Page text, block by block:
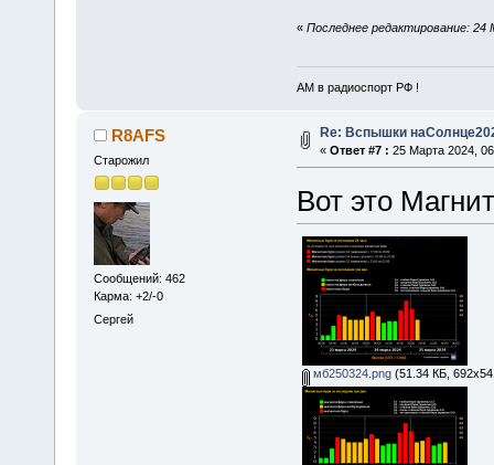
« Последнее редактирование:
АМ в радиоспорт РФ !
R8AFS
Старожил
Сообщений: 462
Карма: +2/-0
Сергей
Re: Вспышки
« Ответ #7 : 25 Марта 2024,
Вот это
мб250324.png(51.34 КБ,